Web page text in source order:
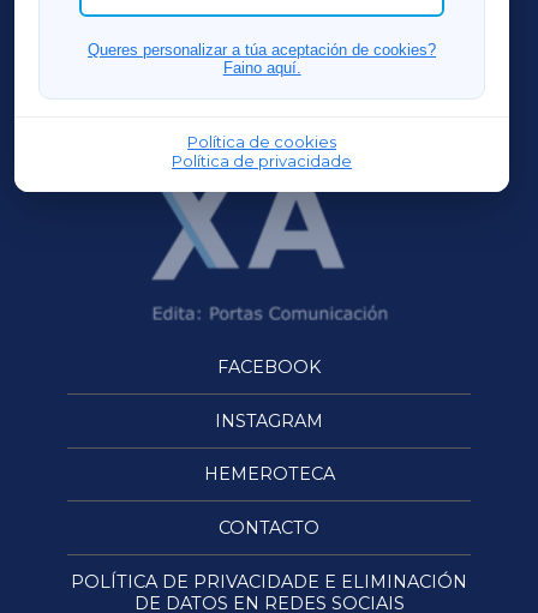
Queres personalizar a túa aceptación de cookies?
Faino aquí.
Política de cookies
Política de privacidade
FERROLXA
OURENSEXA
FACEBOOK
INSTAGRAM
HEMEROTECA
CONTACTO
POLÍTICA DE PRIVACIDADE E ELIMINACIÓN
DE DATOS EN REDES SOCIAIS